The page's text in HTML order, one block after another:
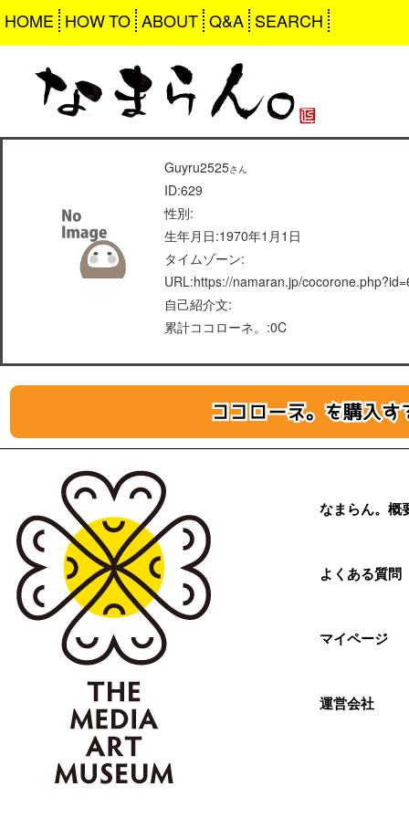
HOME HOW TO ABOUT Q&A SEARCH
Guyru2525さん
ID:629
性別:
生年月日:1970年1月1日
タイムゾーン:
URL:https://namaran.jp/
自己紹介文:
累計ココローネ。:0C
なまらん。概
よくある質問
マイページ
運営会社